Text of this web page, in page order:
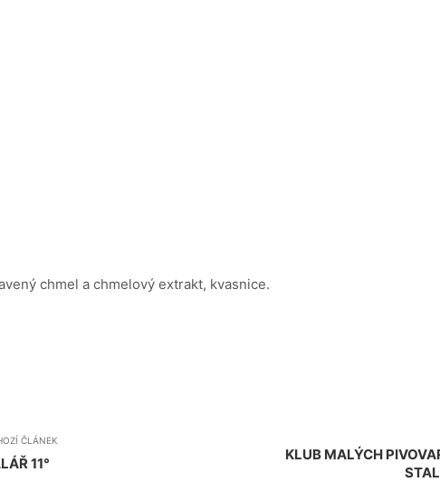
chmel a chmelový extrakt, kvasnice.
ČLÁNEK
11°
KLUB MALÝCH